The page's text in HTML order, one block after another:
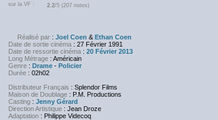
sur la VF :
2.2/5 (207 notes)
Réalisé par : Joel Coen & Ethan Coen
Date de sortie cinéma : 27 Février 1991
Date de ressortie cinéma : 20 Février 2013
Long Métrage : Américain
Genre : Drame - Policier
Durée : 02h02
Distributeur Français : Splendor Films
Maison de Doublage : P.M. Productions
Casting : Jenny Gérard
Direction Artistique : Jean Droze
Adaptation : Philippe Videcoq